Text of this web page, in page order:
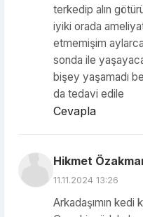
terkedip alın
iyiki orada
etmemişim
sonda ile
bişey yaşamadı
da tedavi edile
Cevapla
Hikmet
11.11.2024 13:26
Arkadaşımın kedi